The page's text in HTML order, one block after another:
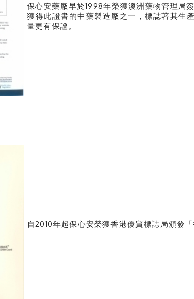
保心安藥廠早於1998年榮獲澳洲藥物管理局
獲得此證書的中藥製造廠之一，標誌著其生
量更有保證。
自2010年起保心安榮獲香港優質標誌局頒發